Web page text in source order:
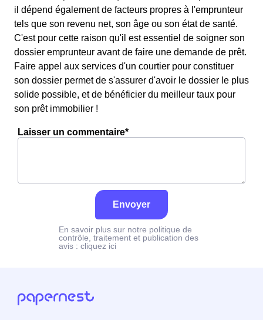
il dépend également de facteurs propres à l'emprunteur
tels que son revenu net, son âge ou son état de santé.
C'est pour cette raison qu'il est essentiel de soigner son
dossier emprunteur avant de faire une demande de prêt.
Faire appel aux services d'un courtier pour constituer
son dossier permet de s'assurer d'avoir le dossier le plus
solide possible, et de bénéficier du meilleur taux pour
son prêt immobilier !
Laisser un commentaire*
Envoyer
En savoir plus sur notre politique de
contrôle, traitement et publication des
avis : cliquez ici